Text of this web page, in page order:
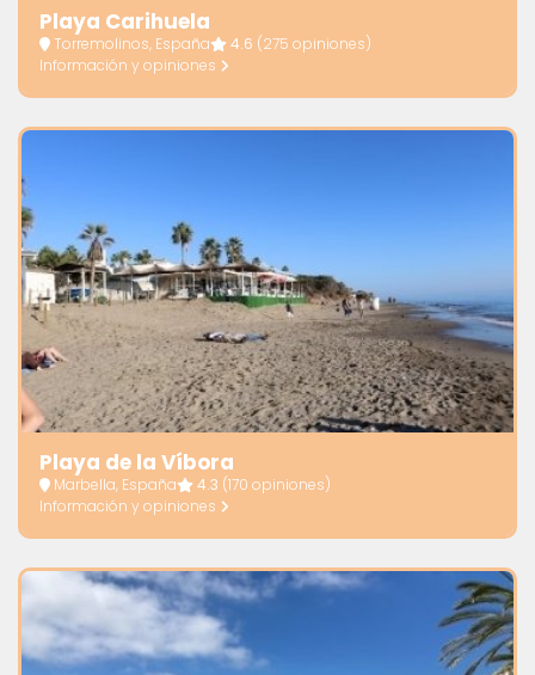
Playa Carihuela
Torremolinos, España 4.6 (275 opiniones)
Información y opiniones
Playa de la Víbora
Marbella, España 4.3 (170 opiniones)
Información y opiniones